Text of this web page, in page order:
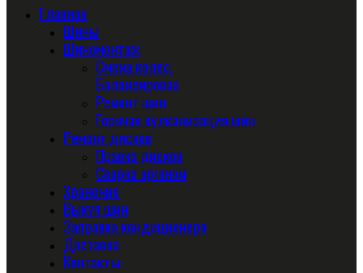
Главная
Шины
Шиномонтаж
Смена колес.
Балансировка
Ремонт шин
Горячая вулканизация шин
Ремонт дисков
Правка дисков
Сварка аргоном
Хранение
Выкуп шин
Заправка кондиционера
Доставка
Контакты